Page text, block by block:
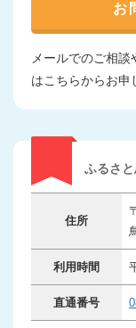
お
メールでのご相
はこちらからお申
ふるさ
住所
利用時間
直通番号